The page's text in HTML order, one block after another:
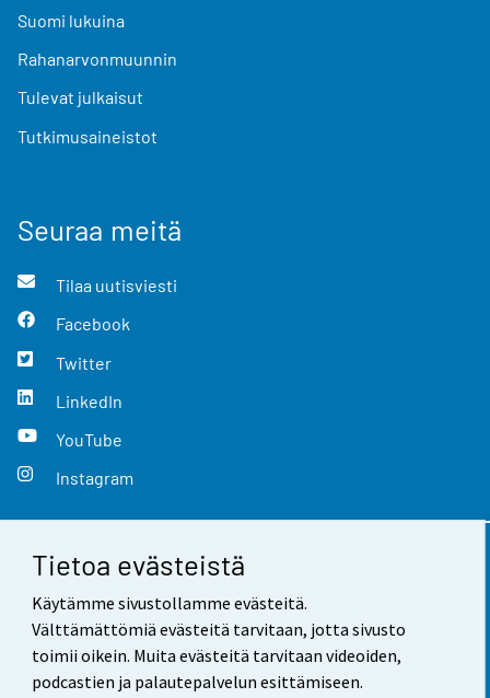
Tietoa evästeistä
Käytämme sivustollamme evästeitä.
Välttämättömiä evästeitä tarvitaan, jotta sivusto
toimii oikein. Muita evästeitä tarvitaan videoiden,
podcastien ja palautepalvelun esittämiseen.
Suomi lukuina
Rahanarvonmuunnin
Tulevat julkaisut
Tutkimusaineistot
Seuraa meitä
Tilaa uutisviesti
Facebook
Twitter
LinkedIn
YouTube
Instagram
Yhteystiedot
Palaute
Käyttöehdot